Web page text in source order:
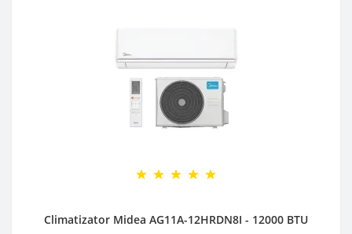
Climatizator Midea AG11A-12HRDN8I - 12000 BTU